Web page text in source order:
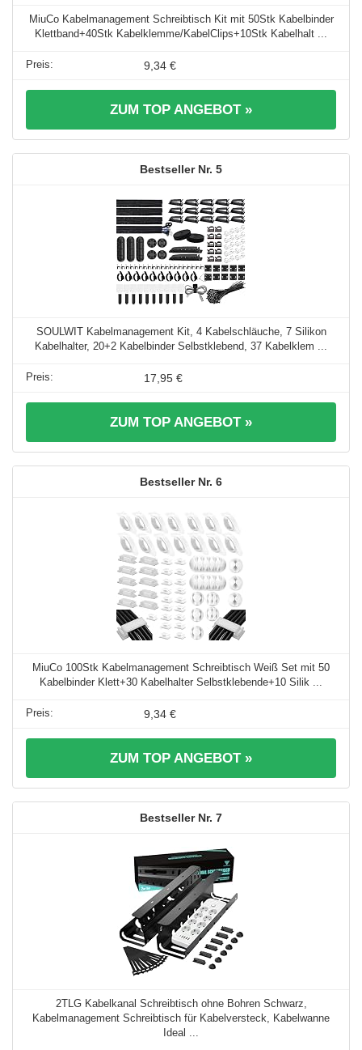
MiuCo Kabelmanagement Schreibtisch Kit mit 50Stk Kabelbinder
Klettband+40Stk Kabelklemme/KabelClips+10Stk Kabelhalt ...
9,34 €
ZUM TOP ANGEBOT »
5
SOULWIT Kabelmanagement Kit, 4 Kabelschläuche, 7 Silikon
Kabelhalter, 20+2 Kabelbinder Selbstklebend, 37 Kabelklem ...
17,95 €
ZUM TOP ANGEBOT »
6
MiuCo 100Stk Kabelmanagement Schreibtisch Weiß Set mit 50
Kabelbinder Klett+30 Kabelhalter Selbstklebende+10 Silik ...
9,34 €
ZUM TOP ANGEBOT »
7
2TLG Kabelkanal Schreibtisch ohne Bohren Schwarz,
Kabelmanagement Schreibtisch für Kabelversteck, Kabelwanne
Ideal ...